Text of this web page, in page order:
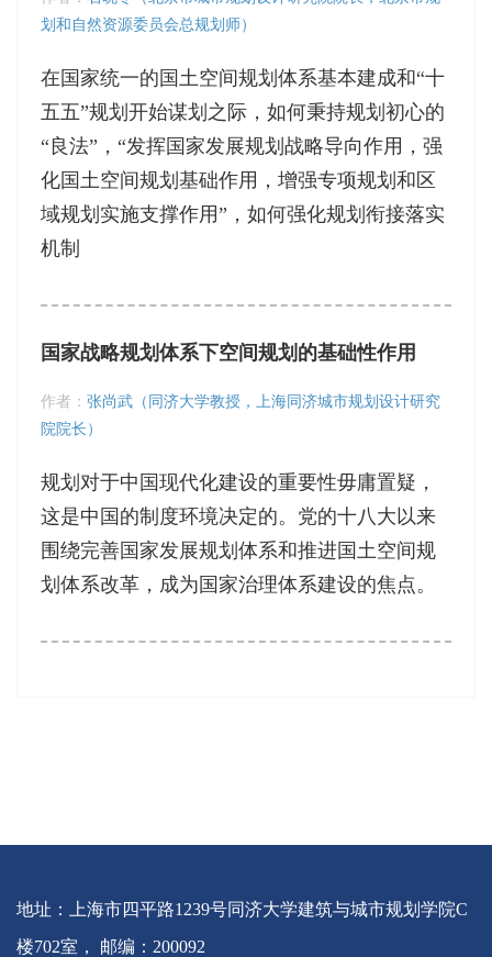
划和自然资源委员会总规划师）
在国家统一的国土空间规划体系基本建成和“十
五五”规划开始谋划之际，如何秉持规划初心的
“良法”，“发挥国家发展规划战略导向作用，强
化国土空间规划基础作用，增强专项规划和区
域规划实施支撑作用”，如何强化规划衔接落实
机制
国家战略规划体系下空间规划的基础性作用
作者： 张尚武（同济大学教授，上海同济城市规划设计研究
院院长）
规划对于中国现代化建设的重要性毋庸置疑，
这是中国的制度环境决定的。党的十八大以来
围绕完善国家发展规划体系和推进国土空间规
划体系改革，成为国家治理体系建设的焦点。
地址：上海市四平路1239号同济大学建筑与城市规划学院C
楼702室， 邮编：200092